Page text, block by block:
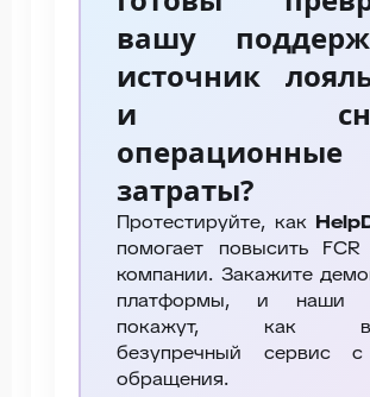
вашу
источник
и
операционные
затраты?
Протестируйте, как
помогает повысить
компании. Закажите
платформы, и наши
покажут, как
безупречный сервис с
обращения.